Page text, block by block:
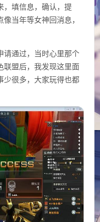
，填信息，确认，提
当年等女神回消息，
请通过，当时心里那个
联盟后，我发现这里面
少很多，大家玩得也都